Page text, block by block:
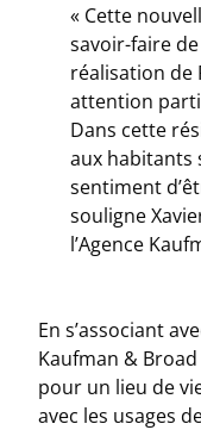
« Cette
savoir-faire
réalisation de
attention
Dans cette
aux habitants
sentiment
souligne
l’Agence
En s’associant
Kaufman &
pour un lieu de
avec les usages